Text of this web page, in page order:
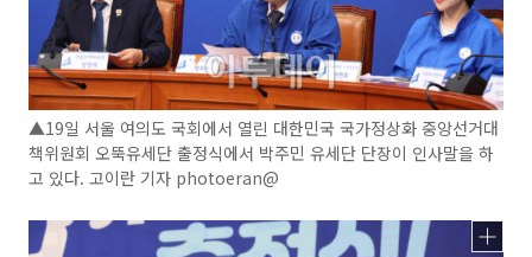
▲19일 서울 여의도 국회에서 열린 대한민국 국가정상화 중앙선거대
책위원회 오뚝유세단 출정식에서 박주민 유세단 단장이 인사말을 하
고 있다. 고이란 기자 photoeran@